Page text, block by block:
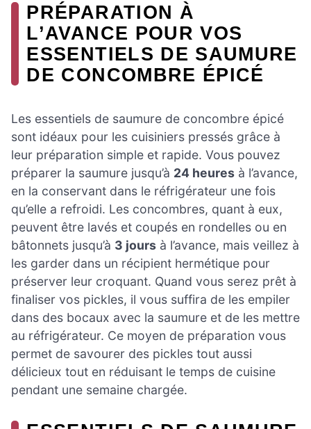
PRÉPARATION À
L’AVANCE POUR VOS
ESSENTIELS DE SAUMURE
DE CONCOMBRE ÉPICÉ
Les essentiels de saumure de concombre épicé
sont idéaux pour les cuisiniers pressés grâce à
leur préparation simple et rapide. Vous pouvez
préparer la saumure jusqu’à 24 heures à l’avance,
en la conservant dans le réfrigérateur une fois
qu’elle a refroidi. Les concombres, quant à eux,
peuvent être lavés et coupés en rondelles ou en
bâtonnets jusqu’à 3 jours à l’avance, mais veillez à
les garder dans un récipient hermétique pour
préserver leur croquant. Quand vous serez prêt à
finaliser vos pickles, il vous suffira de les empiler
dans des bocaux avec la saumure et de les mettre
au réfrigérateur. Ce moyen de préparation vous
permet de savourer des pickles tout aussi
délicieux tout en réduisant le temps de cuisine
pendant une semaine chargée.